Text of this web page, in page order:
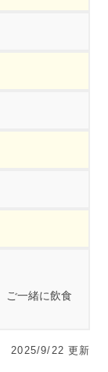
ご一緒に飲食
2025/9/22 更新